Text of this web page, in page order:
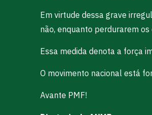
Em virtude dessa grave
não, enquanto perdurarem
Essa medida denota a força
O movimento nacional está
Avante PMF!